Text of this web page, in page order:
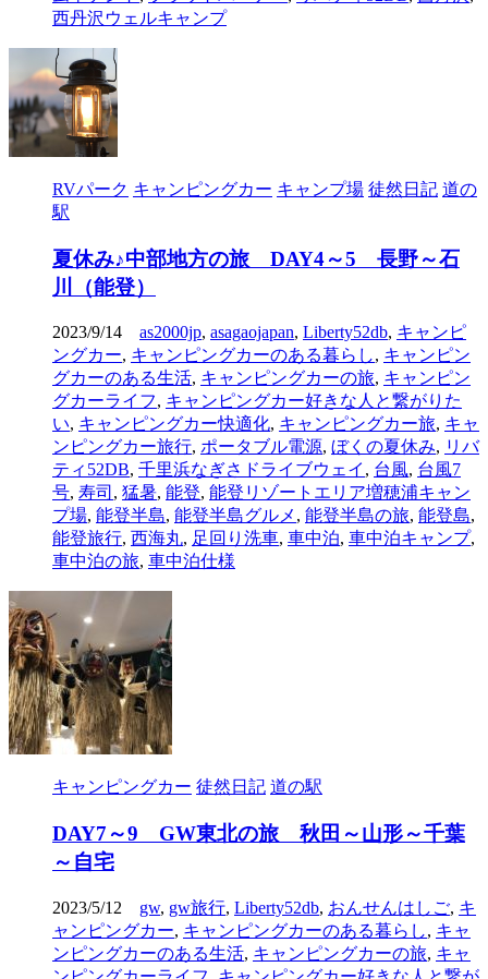
西丹沢ウェルキャンプ
RVパーク キャンピングカー キャンプ場 徒然日記 道の
駅
夏休み♪中部地方の旅 DAY4～5 長野～石
川（能登）
2023/9/14 as2000jp, asagaojapan, Liberty52db, キャンピ
ングカー, キャンピングカーのある暮らし, キャンピン
グカーのある生活, キャンピングカーの旅, キャンピン
グカーライフ, キャンピングカー好きな人と繋がりた
い, キャンピングカー快適化, キャンピングカー旅, キャ
ンピングカー旅行, ポータブル電源, ぼくの夏休み, リバ
ティ52DB, 千里浜なぎさドライブウェイ , 台風, 台風7
号, 寿司 , 猛暑, 能登, 能登リゾートエリア増穂浦キャン
プ場, 能登半島, 能登半島グルメ , 能登半島の旅, 能登島,
能登旅行, 西海丸, 足回り洗車, 車中泊, 車中泊キャンプ,
車中泊の旅, 車中泊仕様
キャンピングカー 徒然日記 道の駅
DAY7～9 GW東北の旅 秋田～山形～千葉
～自宅
2023/5/12 gw, gw旅行, Liberty52db, おんせんはしご, キ
ャンピングカー, キャンピングカーのある暮らし, キャ
ンピングカーのある生活, キャンピングカーの旅, キャ